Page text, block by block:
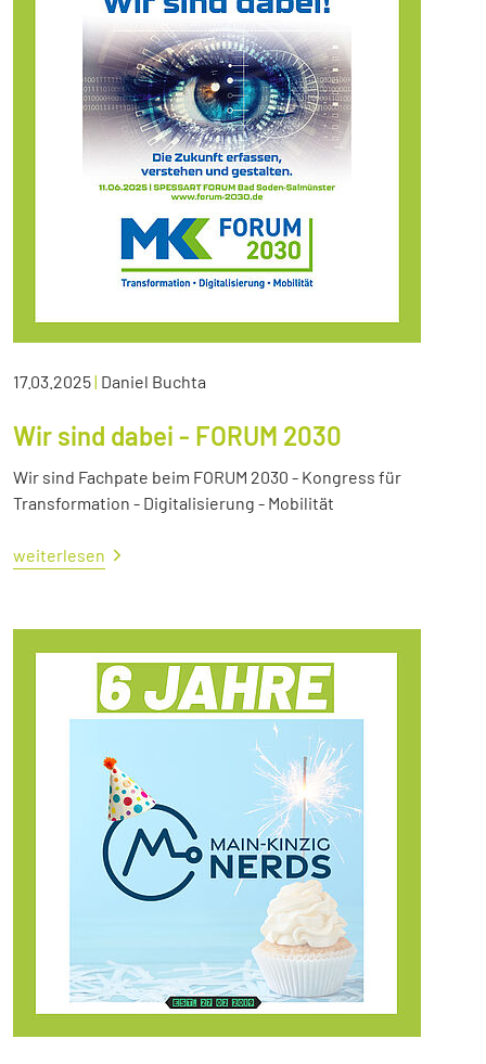
17.03.2025| Daniel Buchta
Wir sind dabei - FORUM 2030
Wir sind Fachpate beim FORUM 2030 - Kongress für
Transformation - Digitalisierung - Mobilität
weiterlesen